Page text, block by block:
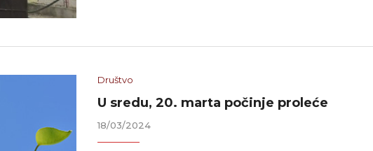
Društvo
U sredu, 20. marta počinje proleće
18/03/2024